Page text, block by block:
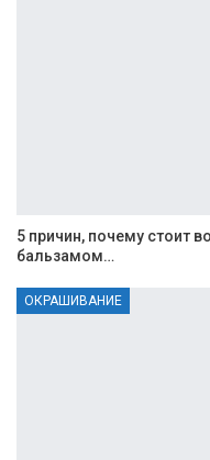
5 причин, почему стоит
бальзамом…
ОКРАШИВАНИЕ